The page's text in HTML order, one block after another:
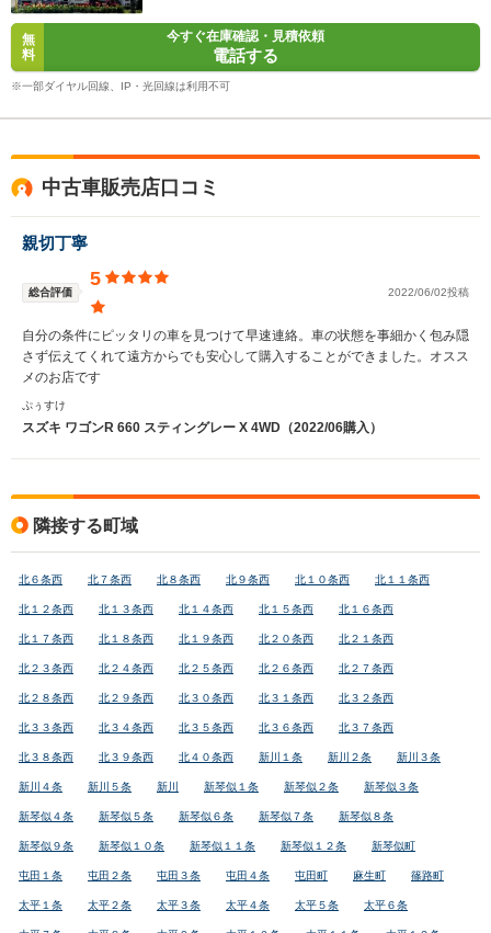
無
料
今すぐ在庫確認・見積依頼
電話する
※一部ダイヤル回線、IP・光回線は利用不可
中古車販売店口コミ
親切丁寧
総合評価
5
2022/06/02投稿
自分の条件にピッタリの車を見つけて早速連絡。車の状態を事細かく包み隠
さず伝えてくれて遠方からでも安心して購入することができました。オスス
メのお店です
ぷぅすけ
スズキ ワゴンR 660 スティングレー X 4WD（2022/06購入）
隣接する町域
北６条西 北７条西 北８条西 北９条西 北１０条西 北１１条西
北１２条西 北１３条西 北１４条西 北１５条西 北１６条西
北１７条西 北１８条西 北１９条西 北２０条西 北２１条西
北２３条西 北２４条西 北２５条西 北２６条西 北２７条西
北２８条西 北２９条西 北３０条西 北３１条西 北３２条西
北３３条西 北３４条西 北３５条西 北３６条西 北３７条西
北３８条西 北３９条西 北４０条西 新川１条 新川２条 新川３条
新川４条 新川５条 新川 新琴似１条 新琴似２条 新琴似３条
新琴似４条 新琴似５条 新琴似６条 新琴似７条 新琴似８条
新琴似９条 新琴似１０条 新琴似１１条 新琴似１２条 新琴似町
屯田１条 屯田２条 屯田３条 屯田４条 屯田町 麻生町 篠路町
太平１条 太平２条 太平３条 太平４条 太平５条 太平６条